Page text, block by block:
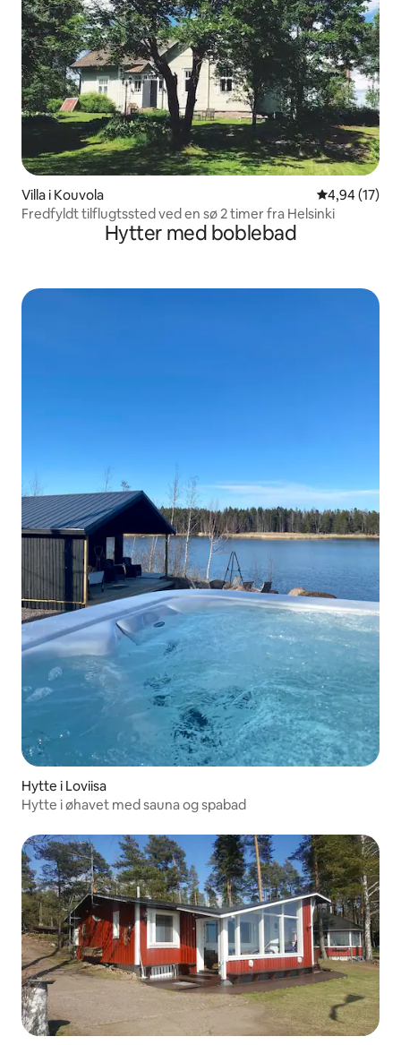
Villa i Kouvola 4,94 ud af 5
4,94 (17)
Fredfyldt tilflugtssted ved en sø 2 timer fra Helsinki
Hytter med boblebad
Hytte i Loviisa
Hytte i øhavet med sauna og spabad